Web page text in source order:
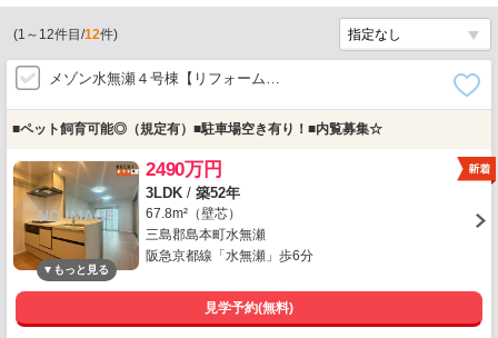
(1 ～ 12件目/12件)
メゾン水無瀬４号棟【リフォーム…
■ペット飼育可能◎（規定有）■駐車場空き有り！■内覧募集☆
2490万円
3LDK / 築52年
67.8m²（壁芯）
三島郡島本町水無瀬
阪急京都線「水無瀬」歩6分
見学予約(無料)